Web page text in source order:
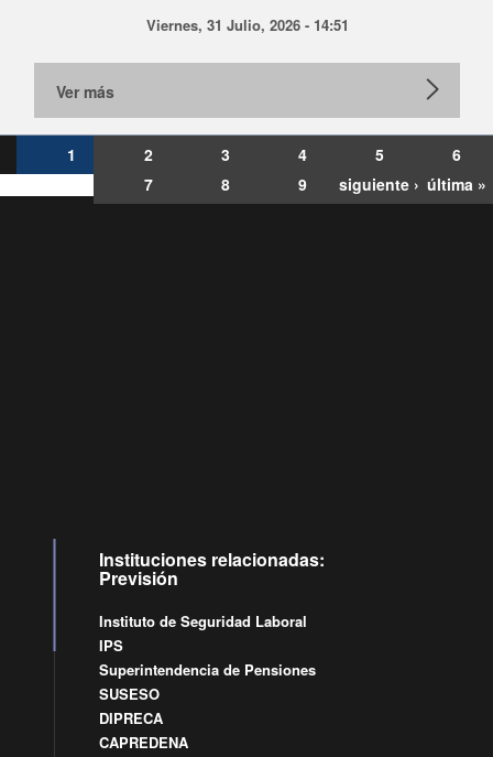
Viernes, 31 Julio, 2026 - 14:51
Ver más
1 2 3 4 5
6
7
8 9 siguiente › última »
Instituciones relacionadas:
Previsión
Instituto de Seguridad Laboral
IPS
Superintendencia de Pensiones
SUSESO
DIPRECA
CAPREDENA